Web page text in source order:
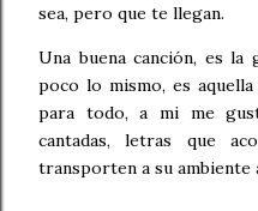
sea, pero que te llegan.
Una buena canción, es
poco lo mismo, es
para todo, a mi me
cantadas, letras que
transporten a su ambiente